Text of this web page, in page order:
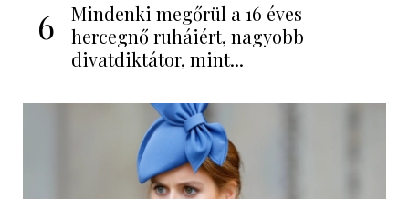
6
Mindenki megőrül a 16 éves
hercegnő ruháiért, nagyobb
divatdiktátor, mint...